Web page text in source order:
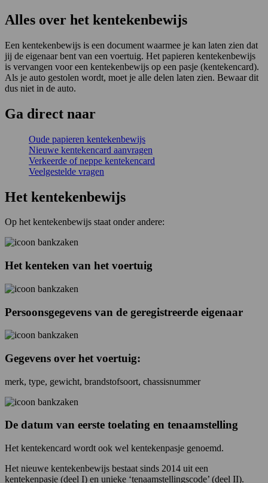
Alles over het kentekenbewijs
Een kentekenbewijs is een document waarmee je kan laten zien dat
jij de eigenaar bent van een voertuig. Het papieren kentekenbewijs
is vervangen voor een kentekenbewijs op een pasje (kentekencard).
Als je auto gestolen wordt, moet je alle delen laten zien. Bewaar dit
dus niet in de auto.
Ga direct naar
Oude papieren kentekenbewijs
Nieuwe kentekencard aanvragen
Verkeerde of neppe kentekencard
Veelgestelde vragen
Het kentekenbewijs
Op het kentekenbewijs staat onder andere:
Het kenteken van het voertuig
Persoonsgegevens van de geregistreerde eigenaar
Gegevens over het voertuig:
merk, type, gewicht, brandstofsoort, chassisnummer
De datum van eerste toelating en tenaamstelling
Het kentekencard wordt ook wel kentekenpasje genoemd.
Het nieuwe kentekenbewijs bestaat sinds 2014 uit een
kentekenpasje (deel I) en unieke ‘tenaamstellingscode’ (deel II).